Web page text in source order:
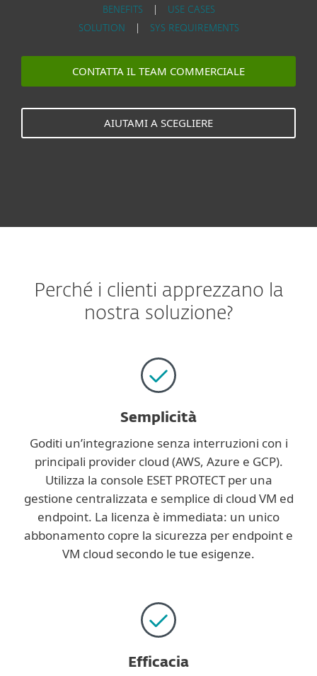
BENEFITS
USE CASES
SOLUTION
SYS REQUIREMENTS
CONTATTA IL TEAM COMMERCIALE
AIUTAMI A SCEGLIERE
Perché i clienti apprezzano la
nostra soluzione?
Semplicità
Goditi un’integrazione senza interruzioni con i
principali provider cloud (AWS, Azure e GCP).
Utilizza la console ESET PROTECT per una
gestione centralizzata e semplice di cloud VM ed
endpoint. La licenza è immediata: un unico
abbonamento copre la sicurezza per endpoint e
VM cloud secondo le tue esigenze.
Efficacia